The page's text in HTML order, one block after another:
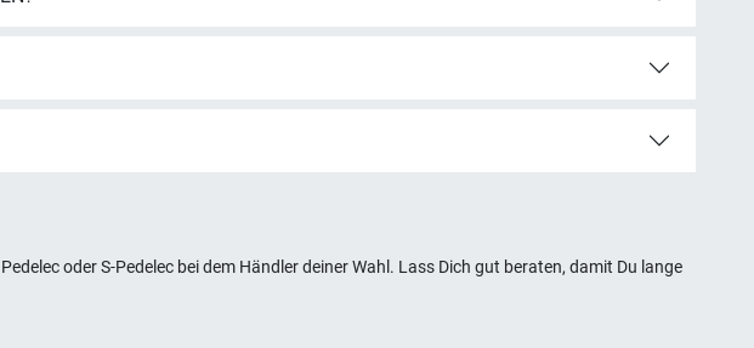
oder S-Pedelec bei dem Händler deiner Wahl. Lass Dich gut beraten, damit Du lange